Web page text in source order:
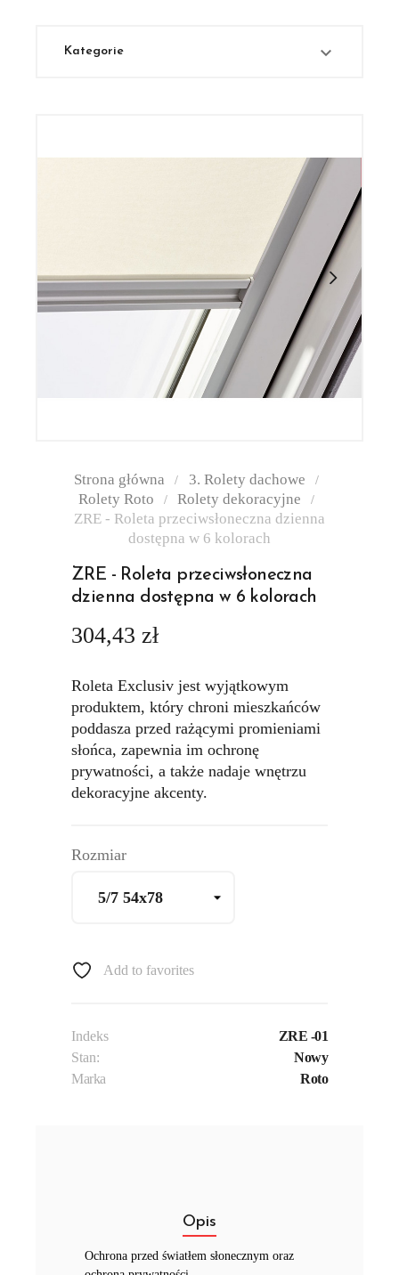
Kategorie 
Strona główna
3. Rolety dachowe
Rolety Roto
Rolety dekoracyjne
ZRE - Roleta przeciwsłoneczna dzienna
dostępna w 6 kolorach
ZRE - Roleta przeciwsłoneczna
dzienna dostępna w 6 kolorach
304,43 zł
Roleta Exclusiv jest wyjątkowym
produktem, który chroni mieszkańców
poddasza przed rażącymi promieniami
słońca, zapewnia im ochronę
prywatności, a także nadaje wnętrzu
dekoracyjne akcenty.
Rozmiar
Add to favorites
Indeks
ZRE -01
Stan:
Nowy
Marka
Roto
Opis
Ochrona przed światłem słonecznym oraz